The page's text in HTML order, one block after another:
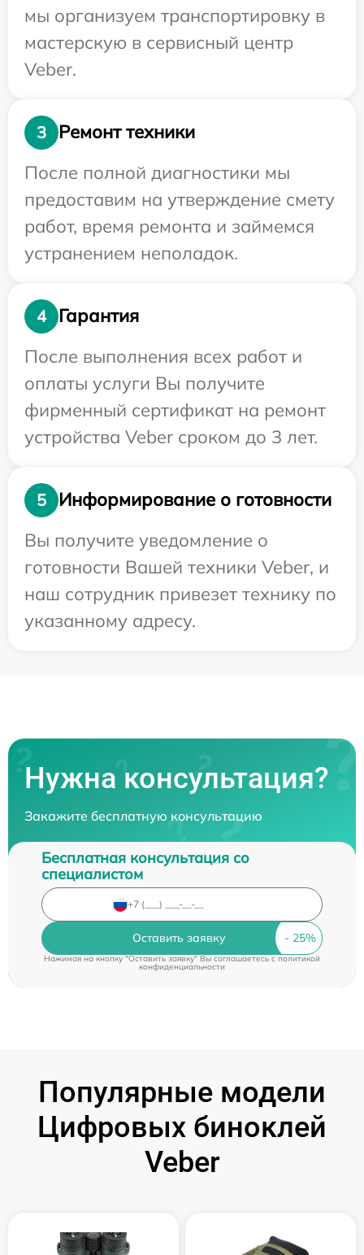
мы организуем транспортировку в
мастерскую в сервисный центр
Veber.
3
Ремонт техники
После полной диагностики мы
предоставим на утверждение смету
работ, время ремонта и займемся
устранением неполадок.
4
Гарантия
После выполнения всех работ и
оплаты услуги Вы получите
фирменный сертификат на ремонт
устройства Veber сроком до 3 лет.
5
Информирование о готовности
Вы получите уведомление о
готовности Вашей техники Veber, и
наш сотрудник привезет технику по
указанному адресу.
Нужна консультация?
Закажите бесплатную консультацию
Бесплатная консультация со
специалистом
Оставить заявку
Нажимая на кнопку "Оставить заявку" Вы соглашаетесь cполитикой
конфиденциальности
Популярные модели
Цифровых биноклей
Veber